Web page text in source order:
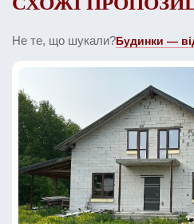
Не те, що шукали?Будинки —